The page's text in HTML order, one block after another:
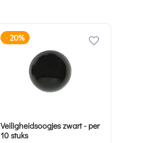
- 20%
Veiligheidsoogjes zwart - per
10 stuks